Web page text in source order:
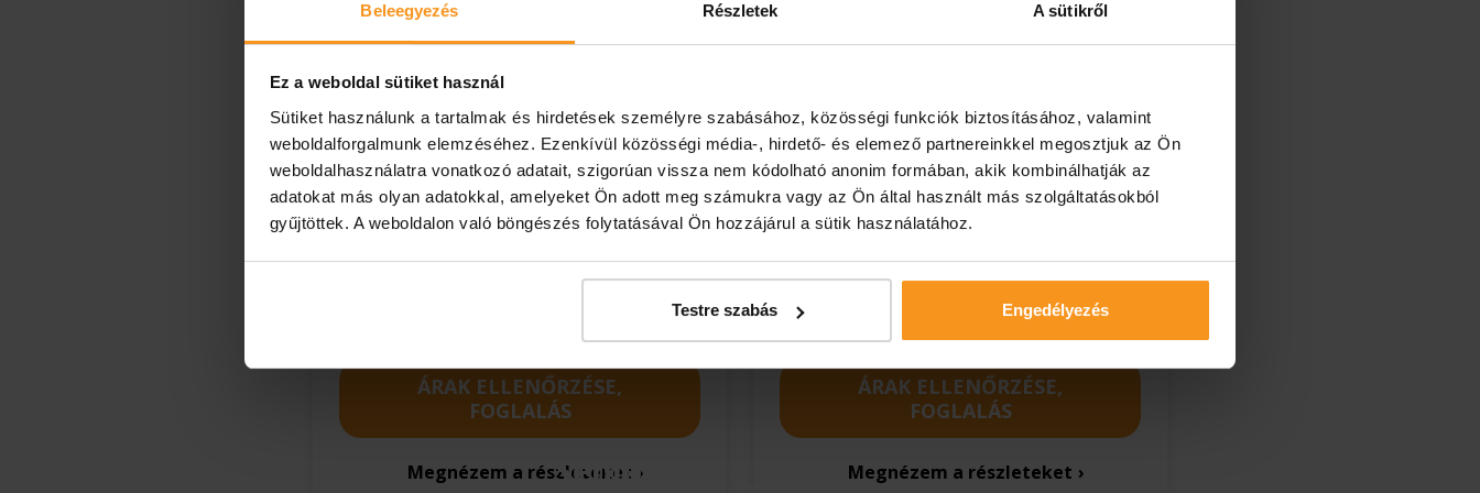
Beleegyezés Részletek A sütikről
Ez a weboldal sütiket használ
Sütiket használunk a tartalmak és hirdetések személyre szabásához, közösségi funkciók biztosításához, valamint
weboldalforgalmunk elemzéséhez. Ezenkívül közösségi média-, hirdető- és elemező partnereinkkel megosztjuk az Ön
weboldalhasználatra vonatkozó adatait, szigorúan vissza nem kódolható anonim formában, akik kombinálhatják az
adatokat más olyan adatokkal, amelyeket Ön adott meg számukra vagy az Ön által használt más szolgáltatásokból
gyűjtöttek. A weboldalon való böngészés folytatásával Ön hozzájárul a sütik használatához.
Testre szabás Engedélyezés
Családi nyaralás
2026.06.21 - 2026.08.30.
min. 2 éj
hévízi nyaralását!8
medence, szuper
programok, profi
animátorcsapat,
időjárás-független
ÁRAK ELLENŐRZÉSE,
FOGLALÁS
Megnézem a részleteket
A sportteljesítmény
Spartan Sprint &
Super csomag
bármelyikét, és
töltődjön fel
wellnesszel,
Hévízen!
ÁRAK ELLENŐRZÉSE,
FOGLALÁS
Megnézem a részleteket
Senior 60+ ajánlat